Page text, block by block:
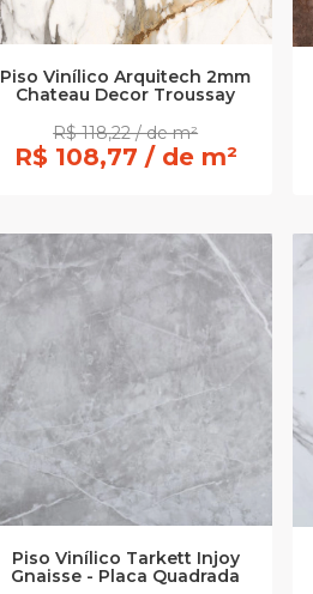
Piso Vinílico Arquitech 2mm
Chateau Decor Troussay
R$ 118,22 / de m²
R$ 108,77 / de m²
Piso Vinílico Tarkett Injoy
Gnaisse - Placa Quadrada